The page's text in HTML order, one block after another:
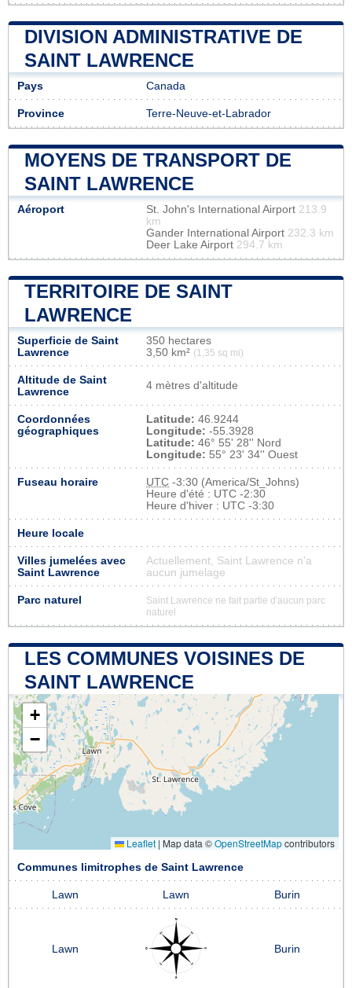
DIVISION ADMINISTRATIVE DE
SAINT LAWRENCE
Pays Canada
Province Terre-Neuve-et-Labrador
MOYENS DE TRANSPORT DE
SAINT LAWRENCE
Aéroport St. John's International Airport 213.9
km
Gander International Airport 232.3 km
Deer Lake Airport 294.7 km
TERRITOIRE DE SAINT
LAWRENCE
Superficie de Saint
Lawrence
350 hectares
3,50 km² (1,35 sq mi)
Altitude de Saint
Lawrence
4 mètres d'altitude
Coordonnées
géographiques
Latitude: 46.9244
Longitude: -55.3928
Latitude: 46° 55' 28'' Nord
Longitude: 55° 23' 34'' Ouest
Fuseau horaire UTC -3:30 (America/St_Johns)
Heure d'été : UTC -2:30
Heure d'hiver : UTC -3:30
Heure locale
Villes jumelées avec
Saint Lawrence
Actuellement, Saint Lawrence n'a
aucun jumelage
Parc naturel
Saint Lawrence ne fait partie d'aucun parc
naturel
LES COMMUNES VOISINES DE
SAINT LAWRENCE
+
−
Leaflet | Map data ©OpenStreetMapcontributors
Communes limitrophes de Saint Lawrence
Lawn Lawn Burin
Lawn Burin